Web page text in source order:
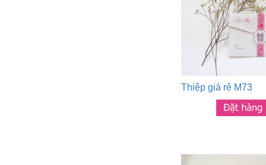
Thiệp giá rẻ M73